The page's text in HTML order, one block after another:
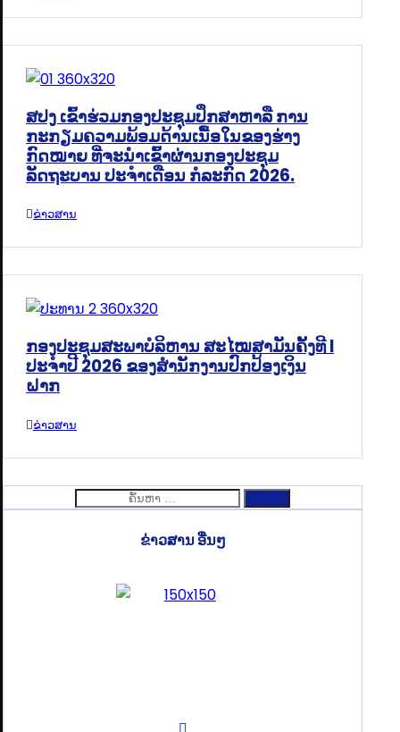
ສປງ ເຂົ້າຮ່ວມກອງປະຊຸມປຶກສາຫາລື ການ
ກະກຽມຄວາມພ້ອມດ້ານເນື້ອໃນຂອງຮ່າງ
ກົດໝາຍ ທີ່ຈະນໍາເຂົ້າຜ່ານກອງປະຊຸມ
ລັດຖະບານ ປະຈໍາເດືອນ ກໍລະກົດ 2026.
ຂ່າວສານ
ກອງປະຊຸມສະພາບໍລິຫານ ສະໄໝສາມັນຄັ້ງທີ I
ປະຈຳປີ 2026 ຂອງສຳນັກງານປົກປ້ອງເງິນ
ຝາກ
ຂ່າວສານ
ຄົ້ນຫາ
ຂ່າວສານ ອື່ນໆ